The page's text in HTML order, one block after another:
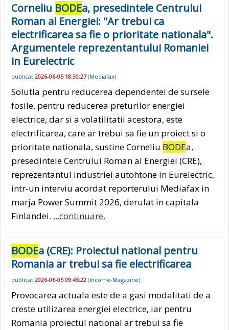
Corneliu BODEa, presedintele Centrului
Roman al Energiei: "Ar trebui ca
electrificarea sa fie o prioritate nationala".
Argumentele reprezentantului Romaniei
in Eurelectric
publicat 2026-06-05 18:30:27(Mediafax)
Solutia pentru reducerea dependentei de sursele
fosile, pentru reducerea preturilor energiei
electrice, dar si a volatilitatii acestora, este
electrificarea, care ar trebui sa fie un proiect si o
prioritate nationala, sustine Corneliu BODEa,
presedintele Centrului Roman al Energiei (CRE),
reprezentantul industriei autohtone in Eurelectric,
intr-un interviu acordat reporterului Mediafax in
marja Power Summit 2026, derulat in capitala
Finlandei. ...continuare.
BODEa (CRE): Proiectul national pentru
Romania ar trebui sa fie electrificarea
publicat 2026-06-05 09:45:22 (Income-Magazine)
Provocarea actuala este de a gasi modalitati de a
creste utilizarea energiei electrice, iar pentru
Romania proiectul national ar trebui sa fie